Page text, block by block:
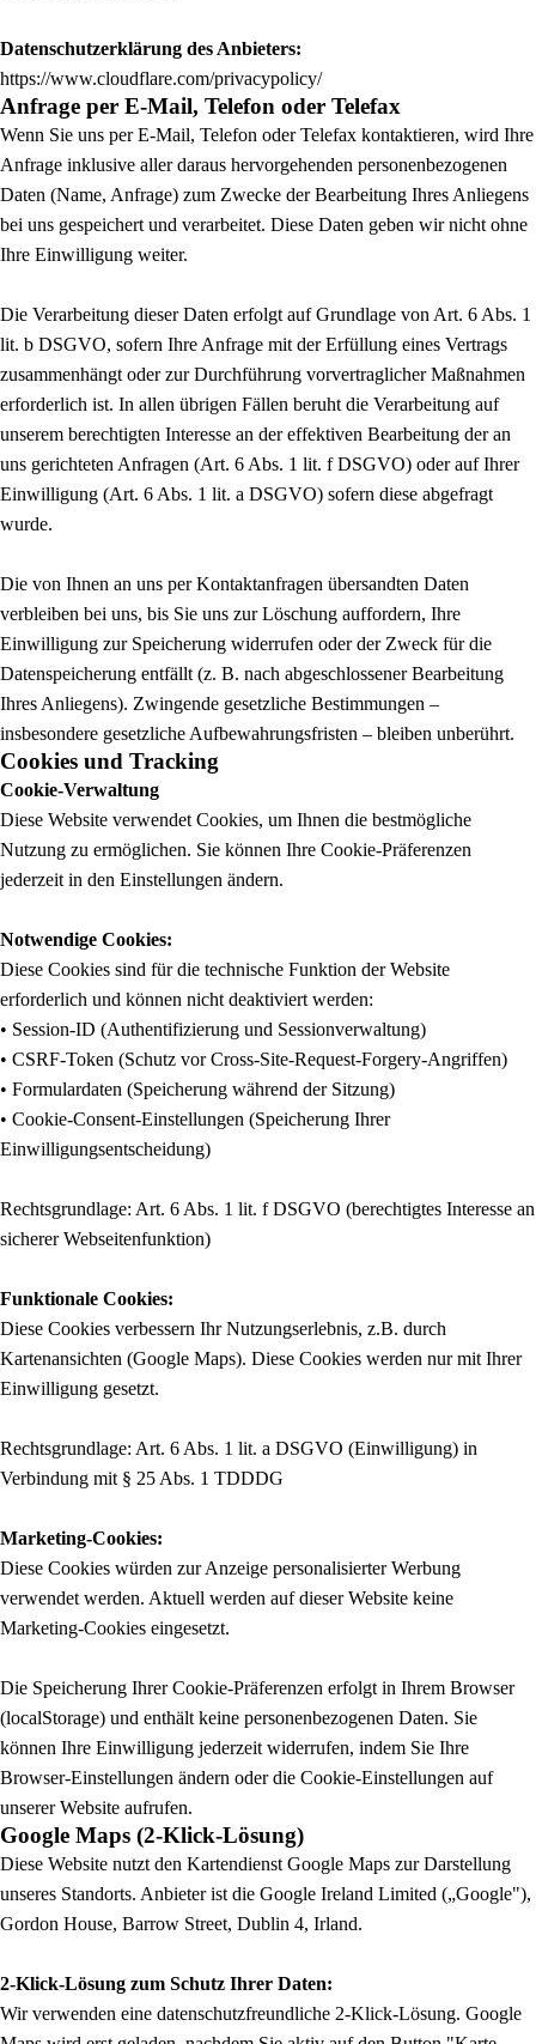
Datenschutzerklärung des Anbieters:
https://www.cloudflare.com/privacypolicy/
Anfrage per E-Mail, Telefon oder Telefax
Wenn Sie uns per E-Mail, Telefon oder Telefax kontaktieren, wird Ihre
Anfrage inklusive aller daraus hervorgehenden personenbezogenen
Daten (Name, Anfrage) zum Zwecke der Bearbeitung Ihres Anliegens
bei uns gespeichert und verarbeitet. Diese Daten geben wir nicht ohne
Ihre Einwilligung weiter.
Die Verarbeitung dieser Daten erfolgt auf Grundlage von Art. 6 Abs. 1
lit. b DSGVO, sofern Ihre Anfrage mit der Erfüllung eines Vertrags
zusammenhängt oder zur Durchführung vorvertraglicher Maßnahmen
erforderlich ist. In allen übrigen Fällen beruht die Verarbeitung auf
unserem berechtigten Interesse an der effektiven Bearbeitung der an
uns gerichteten Anfragen (Art. 6 Abs. 1 lit. f DSGVO) oder auf Ihrer
Einwilligung (Art. 6 Abs. 1 lit. a DSGVO) sofern diese abgefragt
wurde.
Die von Ihnen an uns per Kontaktanfragen übersandten Daten
verbleiben bei uns, bis Sie uns zur Löschung auffordern, Ihre
Einwilligung zur Speicherung widerrufen oder der Zweck für die
Datenspeicherung entfällt (z. B. nach abgeschlossener Bearbeitung
Ihres Anliegens). Zwingende gesetzliche Bestimmungen –
insbesondere gesetzliche Aufbewahrungsfristen – bleiben unberührt.
Cookies und Tracking
Cookie-Verwaltung
Diese Website verwendet Cookies, um Ihnen die bestmögliche
Nutzung zu ermöglichen. Sie können Ihre Cookie-Präferenzen
jederzeit in den Einstellungen ändern.
Notwendige Cookies:
Diese Cookies sind für die technische Funktion der Website
erforderlich und können nicht deaktiviert werden:
• Session-ID (Authentifizierung und Sessionverwaltung)
• CSRF-Token (Schutz vor Cross-Site-Request-Forgery-Angriffen)
• Formulardaten (Speicherung während der Sitzung)
• Cookie-Consent-Einstellungen (Speicherung Ihrer
Einwilligungsentscheidung)
Rechtsgrundlage: Art. 6 Abs. 1 lit. f DSGVO (berechtigtes Interesse an
sicherer Webseitenfunktion)
Funktionale Cookies:
Diese Cookies verbessern Ihr Nutzungserlebnis, z.B. durch
Kartenansichten (Google Maps). Diese Cookies werden nur mit Ihrer
Einwilligung gesetzt.
Rechtsgrundlage: Art. 6 Abs. 1 lit. a DSGVO (Einwilligung) in
Verbindung mit § 25 Abs. 1 TDDDG
Marketing-Cookies:
Diese Cookies würden zur Anzeige personalisierter Werbung
verwendet werden. Aktuell werden auf dieser Website keine
Marketing-Cookies eingesetzt.
Die Speicherung Ihrer Cookie-Präferenzen erfolgt in Ihrem Browser
(localStorage) und enthält keine personenbezogenen Daten. Sie
können Ihre Einwilligung jederzeit widerrufen, indem Sie Ihre
Browser-Einstellungen ändern oder die Cookie-Einstellungen auf
unserer Website aufrufen.
Google Maps (2-Klick-Lösung)
Diese Website nutzt den Kartendienst Google Maps zur Darstellung
unseres Standorts. Anbieter ist die Google Ireland Limited („Google"),
Gordon House, Barrow Street, Dublin 4, Irland.
2-Klick-Lösung zum Schutz Ihrer Daten:
Wir verwenden eine datenschutzfreundliche 2-Klick-Lösung. Google